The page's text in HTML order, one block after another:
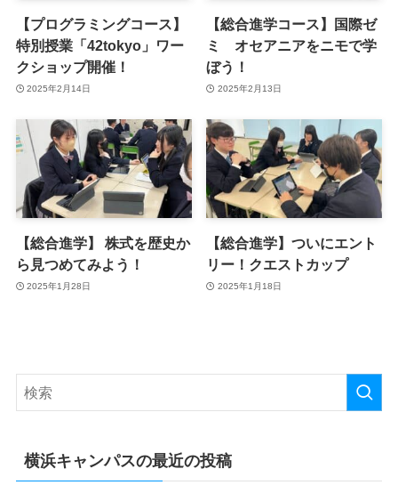
【プログラミングコース】
特別授業「42tokyo」ワー
クショップ開催！
2025年2月14日
【総合進学コース】国際ゼ
ミ オセアニアをニモで学
ぼう！
2025年2月13日
【総合進学】 株式を歴史か
ら見つめてみよう！
2025年1月28日
【総合進学】ついにエント
リー！クエストカップ
2025年1月18日
横浜キャンパスの最近の投稿